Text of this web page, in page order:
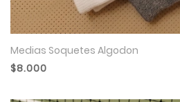
Medias Soquetes Algodon
$8.000